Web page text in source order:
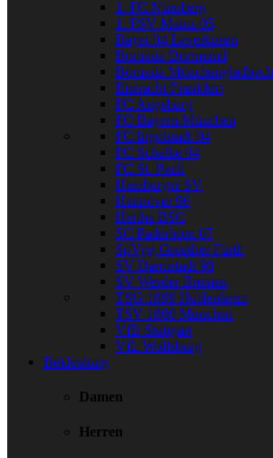
1. FC Nürnberg
1. FSV Mainz 05
Bayer 04 Leverkusen
Borussia Dortmund
Borussia Mönchengladbach
Eintracht Frankfurt
FC Augsburg
FC Bayern München
FC Ingolstadt 04
FC Schalke 04
FC St. Pauli
Hamburger SV
Hannover 96
Hertha BSC
SC Paderborn 07
SpVgg Greuther Fürth
SV Darmstadt 98
SV Werder Bremen
TSG 1899 Hoffenheim
TSV 1860 München
VfB Stuttgart
VfL Wolfsburg
Bekleidung
Damen
Herren